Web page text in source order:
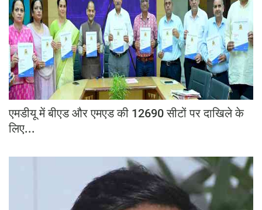
एमडीयू में बीएड और एमएड की 12690 सीटों पर दाखिले के
लिए...